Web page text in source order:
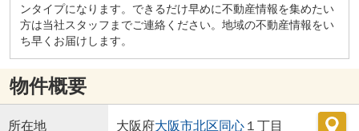
ンタイプになります。できるだけ早めに不動産情報を集めたい
方は当社スタッフまでご連絡ください。地域の不動産情報をい
ち早くお届けします。
物件概要
所在地 大阪府大阪市北区同心１丁目